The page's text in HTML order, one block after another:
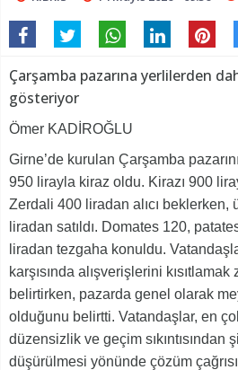
Çarşamba pazarına yerlilerden
gösteriyor
Ömer KADİROĞLU
Girne’de kurulan Çarşamba
950 lirayla kiraz oldu. Kirazı 900
Zerdali 400 liradan alıcı beklerken,
liradan satıldı. Domates 120,
liradan tezgaha konuldu.
karşısında alışverişlerini kısıtlamak
belirtirken, pazarda genel olarak
olduğunu belirtti. Vatandaşlar, en
düzensizlik ve geçim sıkıntısından
düşürülmesi yönünde çözüm